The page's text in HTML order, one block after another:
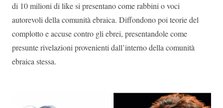
di 10 milioni di like si presentano come rabbini o voci
autorevoli della comunità ebraica. Diffondono poi teorie del
complotto e accuse contro gli ebrei, presentandole come
presunte rivelazioni provenienti dall’interno della comunità
ebraica stessa.